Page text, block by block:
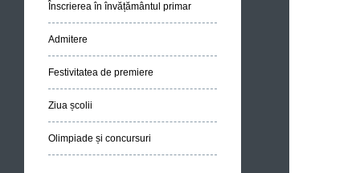
Înscrierea în învățământul primar
Admitere
Festivitatea de premiere
Ziua școlii
Olimpiade și concursuri